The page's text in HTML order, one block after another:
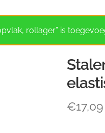
rollager” is
€17,09